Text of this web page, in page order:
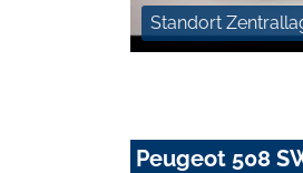
Standort
Peugeot 508